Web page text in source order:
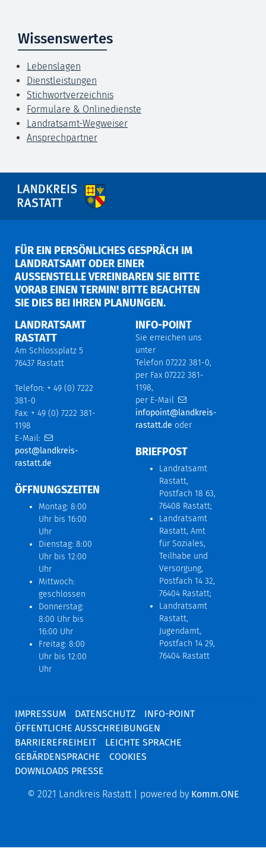
Wissenswertes
Lebenslagen
Dienstleistungen
Stichwortverzeichnis
Formulare & Onlinedienste
Landratsamt-Wegweiser
Ansprechpartner
FÜR EIN PERSÖNLICHES GESPRÄCH IM
LANDRATSAMT ODER EINER
AUSSENSTELLE VEREINBAREN SIE BITTE V
ORAB EINEN TERMIN! BITTE BEACHTEN S
IE DIES BEI IHREN PLANUNGEN.
LANDRATSAMT
RASTATT
Am Schlossplatz 5
76437 Rastatt
Telefon: + 49 (0) 7222
381-0
Fax: + 49 (0) 7222 381-
1198
E-Mail:
post@landkreis-
rastatt.de
ÖFFNUNGSZEITEN
Montag: 8:00
Uhr bis 16:00
Uhr
Dienstag: 8:00
Uhr bis 12:00
Uhr
Mittwoch:
geschlossen
Donnerstag:
8:00 Uhr bis
16:00 Uhr
Freitag: 8:00
Uhr bis 12:00
Uhr
INFO-POINT
Sie erreichen uns
unter
Telefon 07222 381-0,
per Fax 07222 381-
1198,
per E-Mail
infopoint@landkreis-
rastatt.de oder
BRIEFPOST
Landratsamt
Rastatt,
Postfach 18 63,
76408 Rastatt;
Landratsamt
Rastatt, Amt
für Soziales,
Teilhabe und
Versorgung,
Postfach 14 32,
76404 Rastatt;
Landratsamt
Rastatt,
Jugendamt,
Postfach 14 29,
76404 Rastatt
IMPRESSUM DATENSCHUTZ
INFO-POINT
ÖFFENTLICHE AUSSCHREIBUNGEN
BARRIEREFREIHEIT
LEICHTE SPRACHE
GEBÄRDENSPRACHE
COOKIES
DOWNLOADS PRESSE
© 2021 Landkreis Rastatt | powered by Komm.ONE